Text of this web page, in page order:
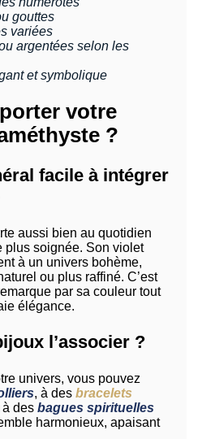
gouttes
variées
argentées selon les
et symbolique
votre
?
facile à intégrer
aussi bien au quotidien
plus soignée. Son violet
à un univers bohème,
ou plus raffiné. C’est
par sa couleur tout
élégance.
l’associer ?
univers, vous pouvez
, à des bracelets
à des bagues spirituelles
harmonieux, apaisant